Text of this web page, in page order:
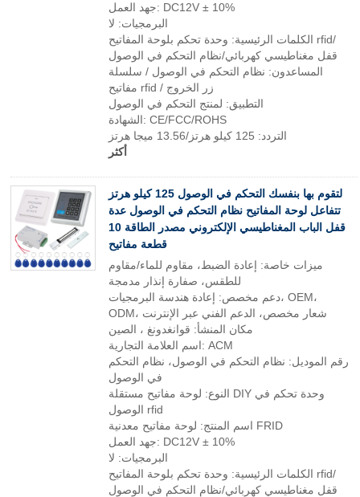
جهد العمل: DC12V ± 10%
البرمجيات: لا
الكلمات الرئيسية: وحدة تحكم بلوحة المفاتيح rfid/
قفل مغناطيسي كهربائي/نظام التحكم في الوصول
المساعدون: نظام التحكم في الوصول / سلسلة
مفاتيح rfid / زر الخروج
التطبيق: لمنتج التحكم في الوصول
الشهادة: CE/FCC/ROHS
التردد: 125 كيلو هرتز/13.56 ميجا هرتز
أكثر
لتقوم بها بنفسك التحكم في الوصول 125 كيلو هرتز
تتفاعل لوحة المفاتيح نظام التحكم في الوصول عدة
قفل الباب المغناطيسي الإلكتروني مصدر الطاقة 10
قطعة مفاتيح
ميزات خاصة: إعادة الضبط، مقاوم للماء/مقاوم
للطقس، صفارة إنذار مدمجة
دعم مخصص: إعادة هندسة البرمجيات، OEM،
ODM، شعار مخصص، الدعم الفني عبر الإنترنت
مكان المنشأ: قوانغدونغ ، الصين
اسم العلامة التجارية: ACM
رقم الموديل: نظام التحكم في الوصول، نظام التحكم
في الوصول
النوع: لوحة مفاتيح مستقلة DIY وحدة تحكم في
الوصول rfid
اسم المنتج: لوحة مفاتيح معدنية FRID
جهد العمل: DC12V ± 10%
البرمجيات: لا
الكلمات الرئيسية: وحدة تحكم بلوحة المفاتيح rfid/
قفل مغناطيسي كهربائي/نظام التحكم في الوصول